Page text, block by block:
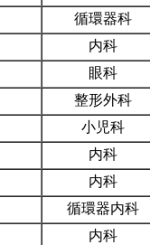
循環器科
内科
眼科
整形外科
小児科
内科
内科
循環器内科
内科